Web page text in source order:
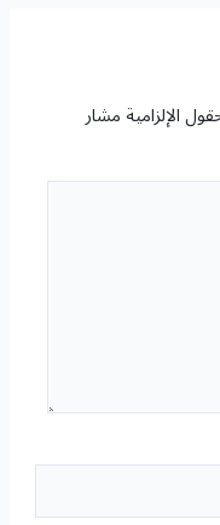
الإلزامية مشار